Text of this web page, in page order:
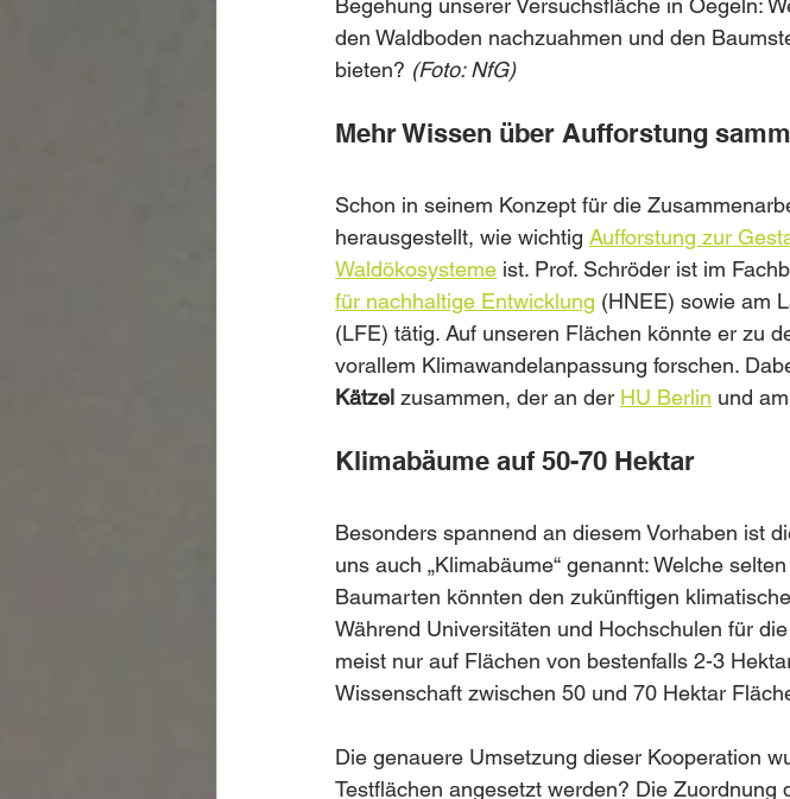
Begehung unserer Versuchsfläche in Oegeln:
den Waldboden nachzuahmen und den
bieten? (Foto: NfG)
Mehr Wissen über Aufforstung
Schon in seinem Konzept für die
herausgestellt, wie wichtig Aufforstung zur
Waldökosysteme ist. Prof. Schröder ist im
für nachhaltige Entwicklung (HNEE) sowie am
(LFE) tätig. Auf unseren Flächen könnte er zu
vorallem Klimawandelanpassung forschen.
Kätzel zusammen, der an der HU Berlin und
Klimabäume auf 50-70 Hektar
Besonders spannend an diesem Vorhaben ist
uns auch „Klimabäume“ genannt: Welche
Baumarten könnten den zukünftigen
Während Universitäten und Hochschulen für
meist nur auf Flächen von bestenfalls 2-3
Wissenschaft zwischen 50 und 70 Hektar
Die genauere Umsetzung dieser Kooperation
Testflächen angesetzt werden? Die Zuordnung